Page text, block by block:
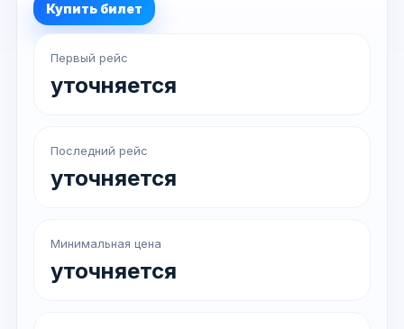
Купить билет
Первый рейс
уточняется
Последний рейс
уточняется
Минимальная цена
уточняется